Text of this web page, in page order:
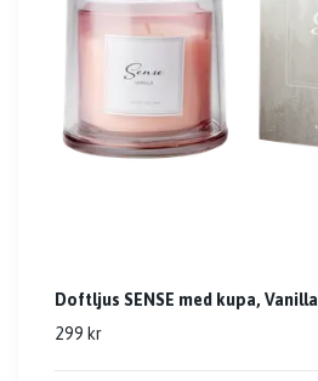
Doftljus SENSE med kupa, Vanilla
299 kr